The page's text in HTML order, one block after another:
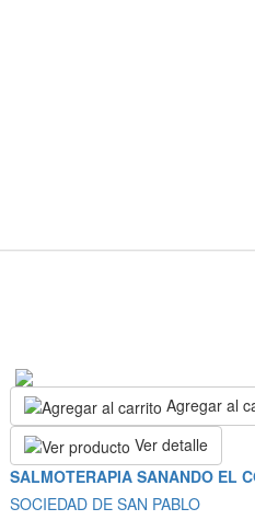
Agregar al
Ver detalle
SALMOTERAPIA SANANDO EL
SOCIEDAD DE SAN PABLO